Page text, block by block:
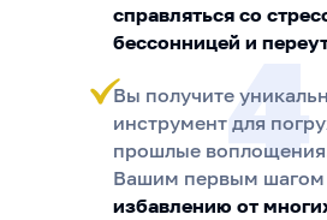
4
справляться со
бессонницей и
Вы получите
инструмент для
прошлые
Вашим первым шагом
избавлению от